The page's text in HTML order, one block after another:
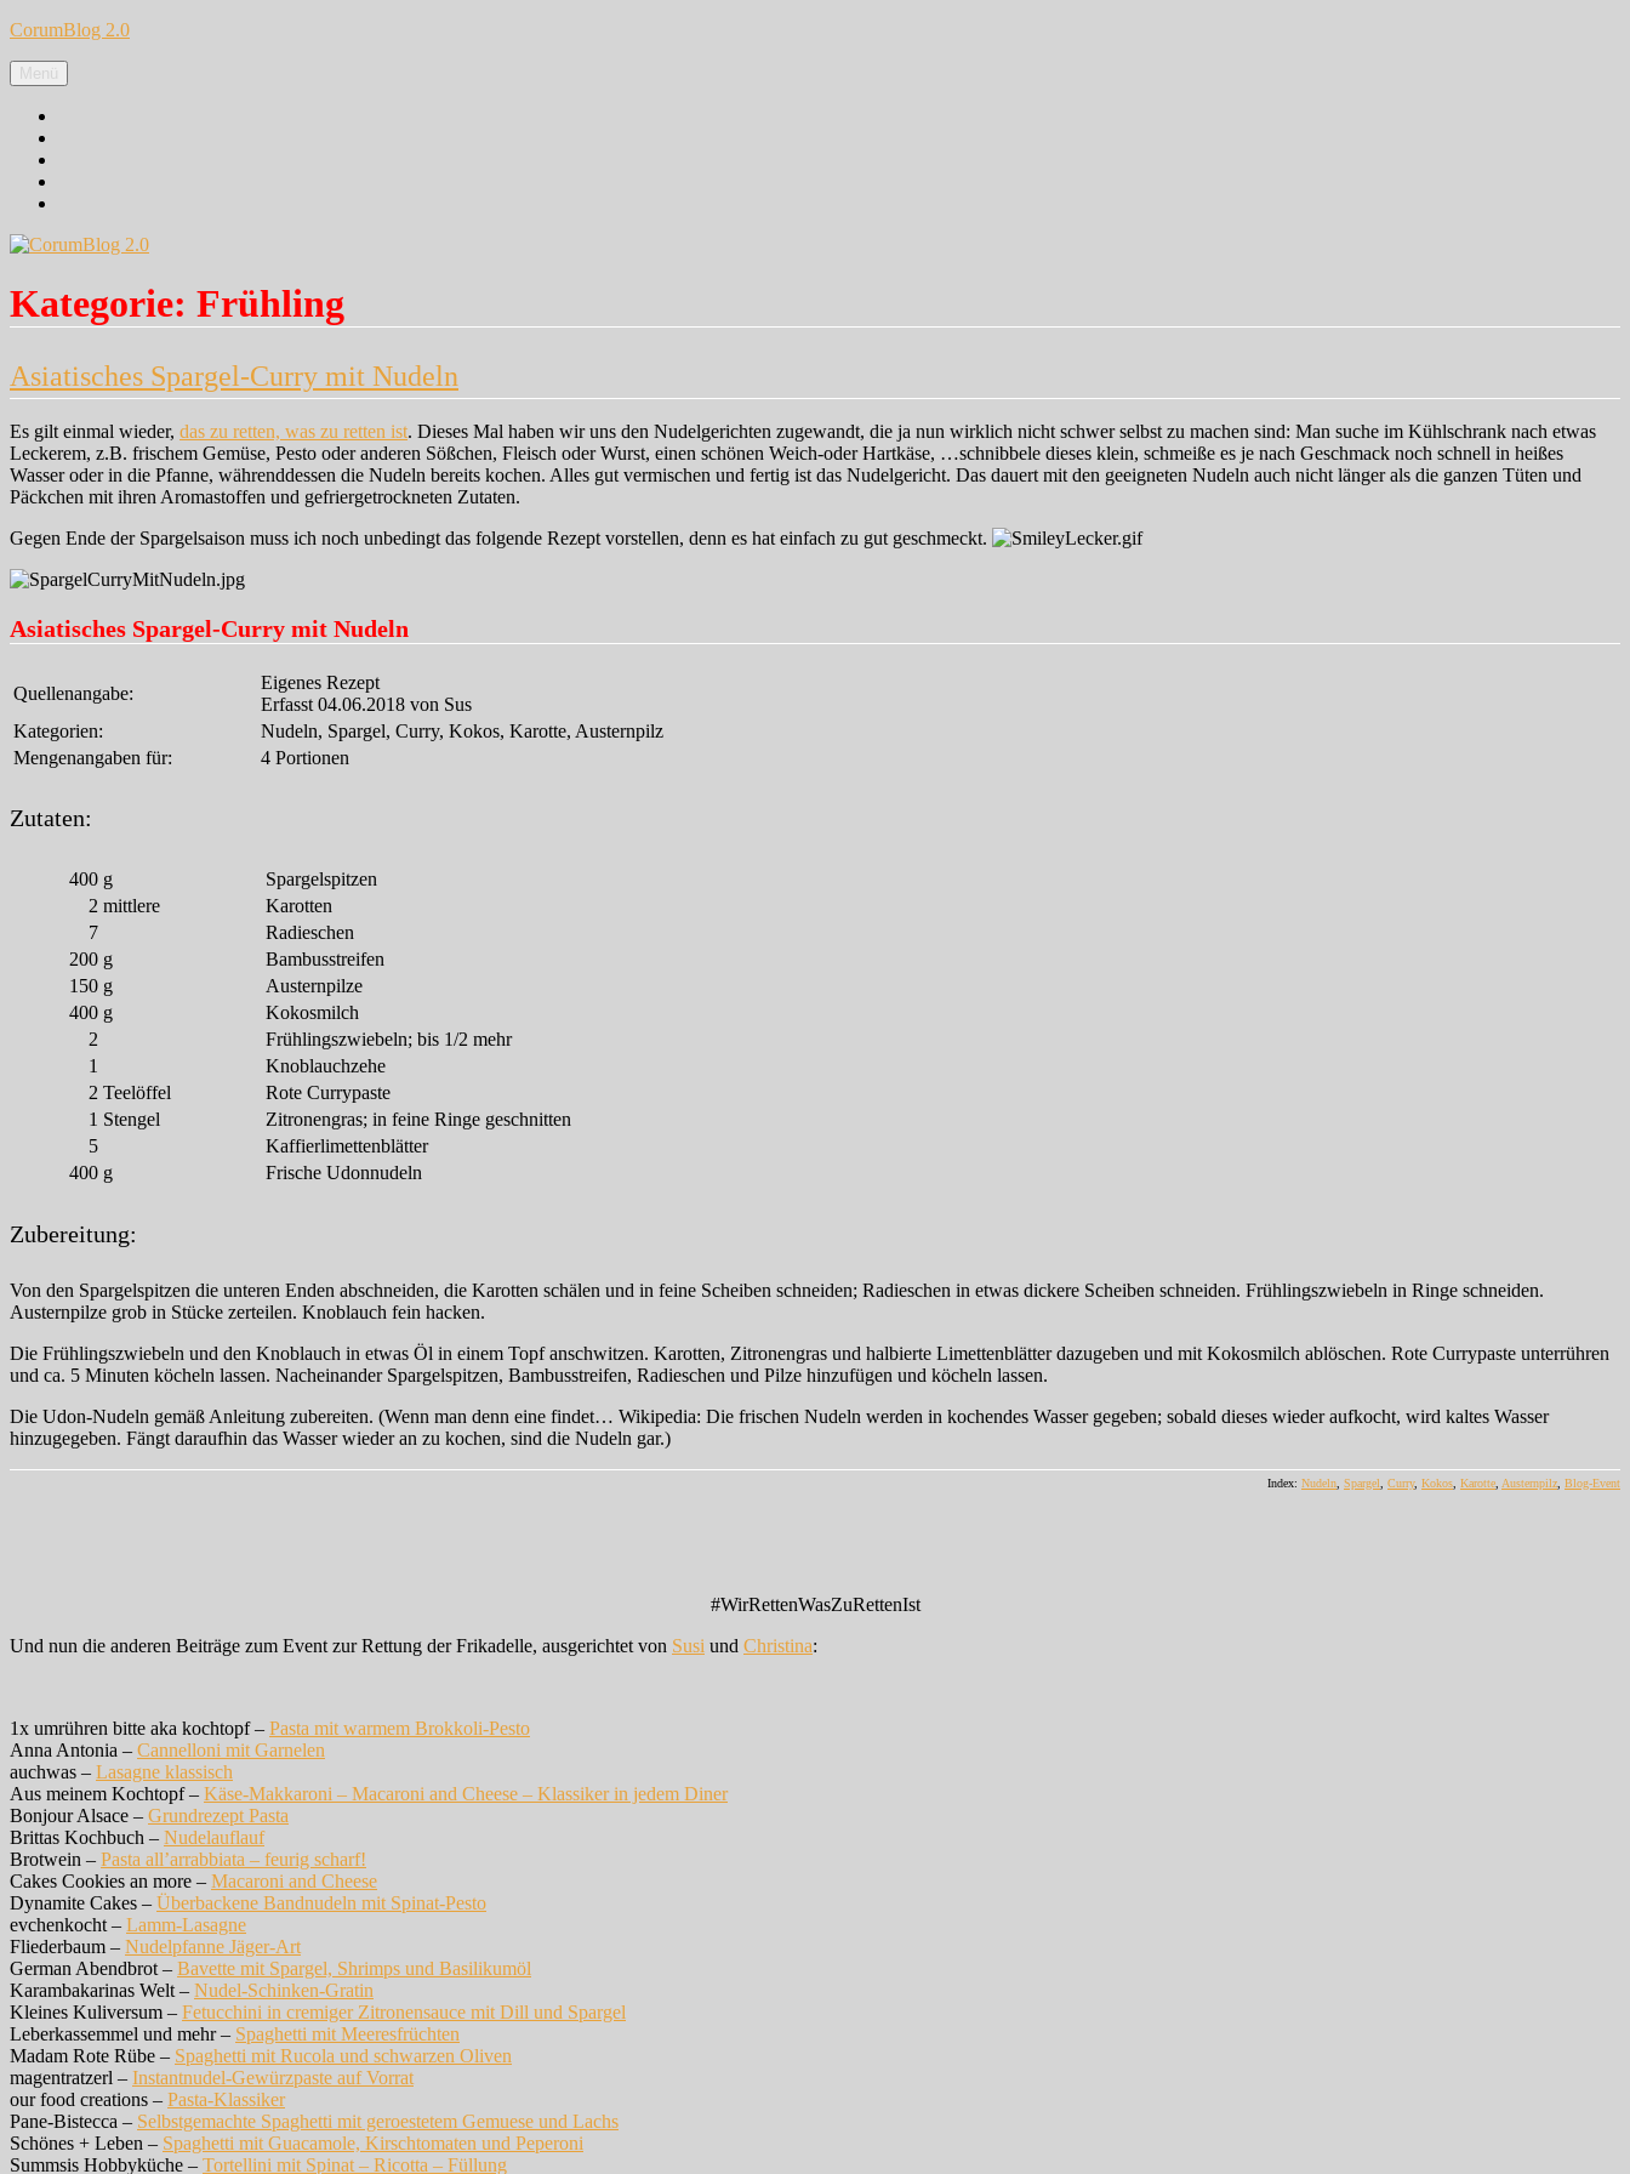
Zum
springen
CorumBlog 2.0
Menü
Kategorie: Frühling
Asiatisches Spargel-Curry mit Nudeln
Es gilt einmal wieder, das zu retten, was zu retten ist. Dieses Mal haben wir uns den Nudelgerichten zugewandt, die ja nun wirklich nicht schwer selbst zu machen sind: Man suche im Kühlschrank nach etwas
Leckerem, z.B. frischem Gemüse, Pesto oder anderen Sößchen, Fleisch oder Wurst, einen schönen Weich-oder Hartkäse, …schnibbele dieses klein, schmeiße es je nach Geschmack noch schnell in heißes
Wasser oder in die Pfanne, währenddessen die Nudeln bereits kochen. Alles gut vermischen und fertig ist das Nudelgericht. Das dauert mit den geeigneten Nudeln auch nicht länger als die ganzen Tüten und
Päckchen mit ihren Aromastoffen und gefriergetrockneten Zutaten.
Gegen Ende der Spargelsaison muss ich noch unbedingt das folgende Rezept vorstellen, denn es hat einfach zu gut geschmeckt.
Asiatisches Spargel-Curry mit Nudeln
Quellenangabe:
Eigenes Rezept
Erfasst 04.06.2018 von Sus
Kategorien:
Nudeln, Spargel, Curry, Kokos, Karotte, Austernpilz
Mengenangaben für:
4 Portionen
Zutaten:
400 g
Spargelspitzen
2 mittlere
Karotten
7
Radieschen
200 g
Bambusstreifen
150 g
Austernpilze
400 g
Kokosmilch
2
Frühlingszwiebeln; bis 1/2 mehr
1
Knoblauchzehe
2 Teelöffel
Rote Currypaste
1 Stengel
Zitronengras; in feine Ringe geschnitten
5
Kaffierlimettenblätter
400 g Frische Udonnudeln
Zubereitung:
Von den Spargelspitzen die unteren Enden abschneiden, die Karotten schälen und in feine Scheiben schneiden; Radieschen in etwas dickere Scheiben schneiden. Frühlingszwiebeln in Ringe schneiden.
Austernpilze grob in Stücke zerteilen. Knoblauch fein hacken.
Die Frühlingszwiebeln und den Knoblauch in etwas Öl in einem Topf anschwitzen. Karotten, Zitronengras und halbierte Limettenblätter dazugeben und mit Kokosmilch ablöschen. Rote Currypaste unterrühren
und ca. 5 Minuten köcheln lassen. Nacheinander Spargelspitzen, Bambusstreifen, Radieschen und Pilze hinzufügen und köcheln lassen.
Die Udon-Nudeln gemäß Anleitung zubereiten. (Wenn man denn eine findet… Wikipedia: Die frischen Nudeln werden in kochendes Wasser gegeben; sobald dieses wieder aufkocht, wird kaltes Wasser
hinzugegeben. Fängt daraufhin das Wasser wieder an zu kochen, sind die Nudeln gar.)
Index: Nudeln, Spargel, Curry, Kokos, Karotte, Austernpilz, Blog-Event
#WirRettenWasZuRettenIst
Und nun die anderen Beiträge zum Event zur Rettung der Frikadelle, ausgerichtet von Susi und Christina:
1x umrühren bitte aka kochtopf – Pasta mit warmem Brokkoli-Pesto
Anna Antonia – Cannelloni mit Garnelen
auchwas – Lasagne klassisch
Aus meinem Kochtopf – Käse-Makkaroni – Macaroni and Cheese – Klassiker in jedem Diner
Bonjour Alsace – Grundrezept Pasta
Brittas Kochbuch – Nudelauflauf
Brotwein – Pasta all’arrabbiata – feurig scharf!
Cakes Cookies an more – Macaroni and Cheese
Dynamite Cakes – Überbackene Bandnudeln mit Spinat-Pesto
evchenkocht – Lamm-Lasagne
Fliederbaum – Nudelpfanne Jäger-Art
German Abendbrot – Bavette mit Spargel, Shrimps und Basilikumöl
Karambakarinas Welt – Nudel-Schinken-Gratin
Kleines Kuliversum – Fetucchini in cremiger Zitronensauce mit Dill und Spargel
Leberkassemmel und mehr – Spaghetti mit Meeresfrüchten
Madam Rote Rübe – Spaghetti mit Rucola und schwarzen Oliven
magentratzerl – Instantnudel-Gewürzpaste auf Vorrat
our food creations – Pasta-Klassiker
Pane-Bistecca – Selbstgemachte Spaghetti mit geroestetem Gemuese und Lachs
Schönes + Leben – Spaghetti mit Guacamole, Kirschtomaten und Peperoni
Summsis Hobbyküche – Tortellini mit Spinat – Ricotta – Füllung